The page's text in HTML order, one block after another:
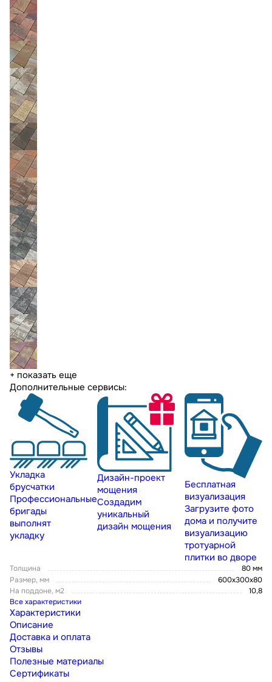
+ показать еще
Дополнительные сервисы:
Укладка
брусчатки
Профессиональные
бригады
выполнят
укладку
Дизайн-проект
мощения
Создадим
уникальный
дизайн мощения
Бесплатная
визуализация
Загрузите фото
дома и получите
визуализацию
тротуарной
плитки во дворе
Толщина
80 мм
Размер, мм
600х300х80
На поддоне, м2
10,8
Все характеристики
Характеристики
Описание
Доставка и оплата
Отзывы
Полезные материалы
Сертификаты